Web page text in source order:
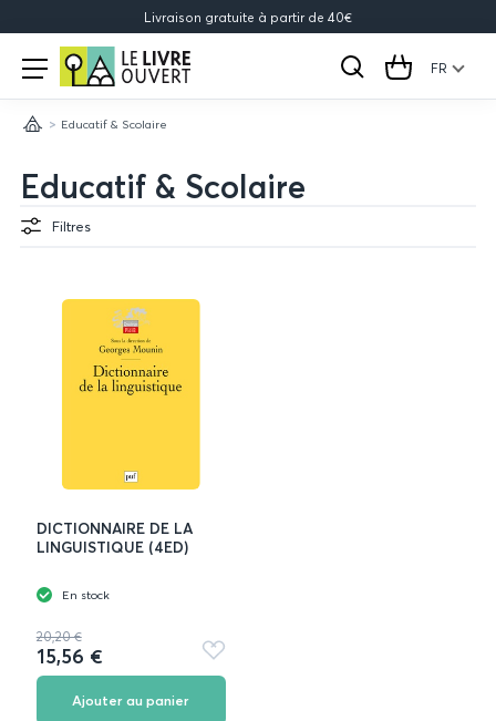
Livraison gratuite à partir de 40€
Le
Livre
Ouvert
Open
menu
Rechercher
Cart FR
AccueilEducatif & Scolaire
Educatif & Scolaire
Filtres
DICTIONNAIRE DE LA
LINGUISTIQUE (4ED)
En stock
20,20 €
15,56 €
Ajouter
aux
Ajouter au panier